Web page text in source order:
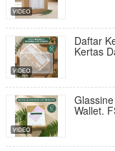
Daftar
Kertas
Wallet.